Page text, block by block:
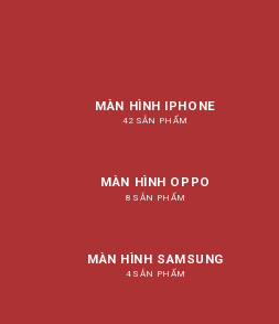
MÀN HÌNH IPHONE
42 SẢN PHẨM
MÀN HÌNH OPPO
8 SẢN PHẨM
MÀN HÌNH SAMSUNG
4 SẢN PHẨM